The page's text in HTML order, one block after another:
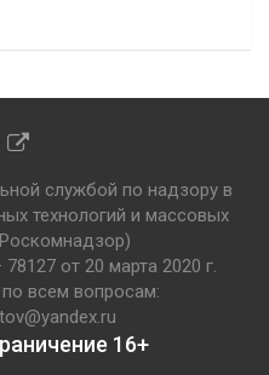
службой по надзору в
технологий и массовых
от 20 марта 2020 г.
всем вопросам:
16+